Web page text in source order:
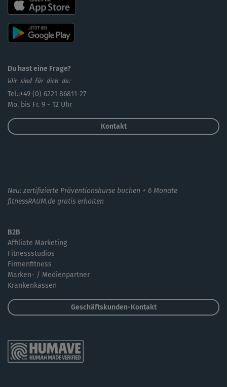
Du hast eine Frage?
Wir sind für dich da:
Tel.:+49 (0) 6221 86811-27
Mo. bis Fr. 9 - 12 Uhr
Kontakt
Neu: zertifizierte Präventionskurse buchen + 6 Monate
fitnessRAUM.de gratis erhalten
B2B
Affiliate Marketing
Fitnessstudios
Firmenfitness
Marken- / Medienpartner
Krankenkassen
Geschäftskunden-Kontakt